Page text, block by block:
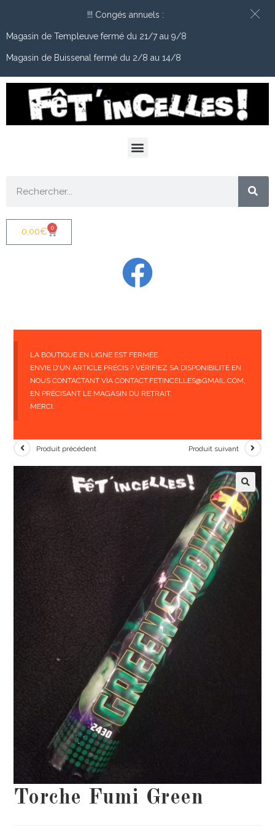
0,00€ 0
LA BOUTIQUE EN LIGNE EST FERMÉE.
ENVIE D'UN ARTICLE PRÉCIS ? VÉRIFIEZ SA DISPONIBILITÉ EN
NOUS CONTACTANT VIA CONTACT.FETINCELLES@GMAIL.COM,
EN PRÉCISANT LE MAGASIN DU RETRAIT.
MERCI.
Produit précédent Produit suivant
Torche Fumi Green
!!! Congés annuels :
Magasin de Templeuve fermé du 21/7 au 9/8
Magasin de Buissenal fermé du 2/8 au 14/8